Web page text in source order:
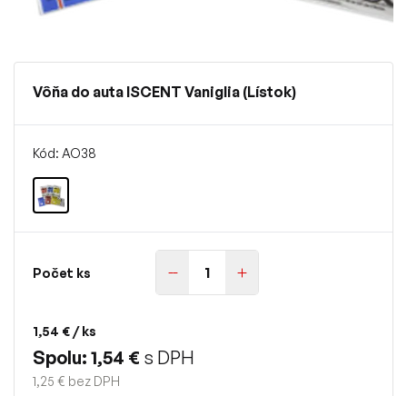
Vôňa do auta ISCENT Vaniglia (Lístok)
Kód: AO38
Počet ks
1,54 € / ks
Spolu: 1,54 € s DPH
1,25 € bez DPH